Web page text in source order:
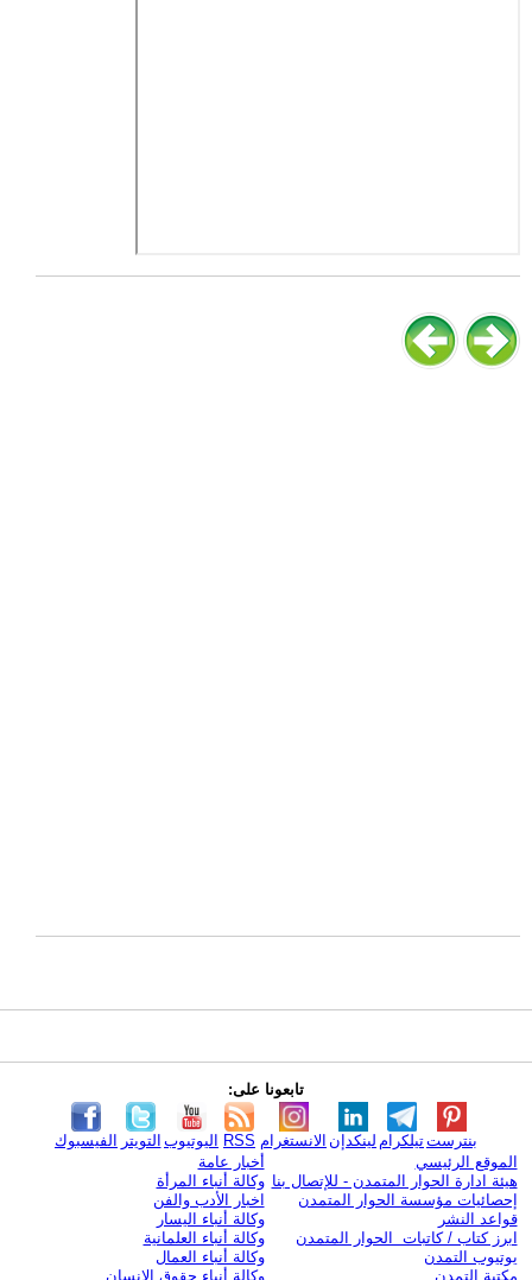
تابعونا على:
الفيسبوك التويتر اليوتيوب RSS الانستغرام لينكدإن تيلكرامبنترست
الموقع الرئيسي
هيئة ادارة الحوار المتمدن - للإتصال بنا
إحصائيات مؤسسة الحوار المتمدن
قواعد النشر
ابرز كتاب / كاتبات الحوار المتمدن
يوتيوب التمدن
مكتبة التمدن
أخبار عامة
وكالة أنباء المرأة
اخبار الأدب والفن
وكالة أنباء اليسار
وكالة أنباء العلمانية
وكالة أنباء العمال
وكالة أنباء حقوق الإنسان